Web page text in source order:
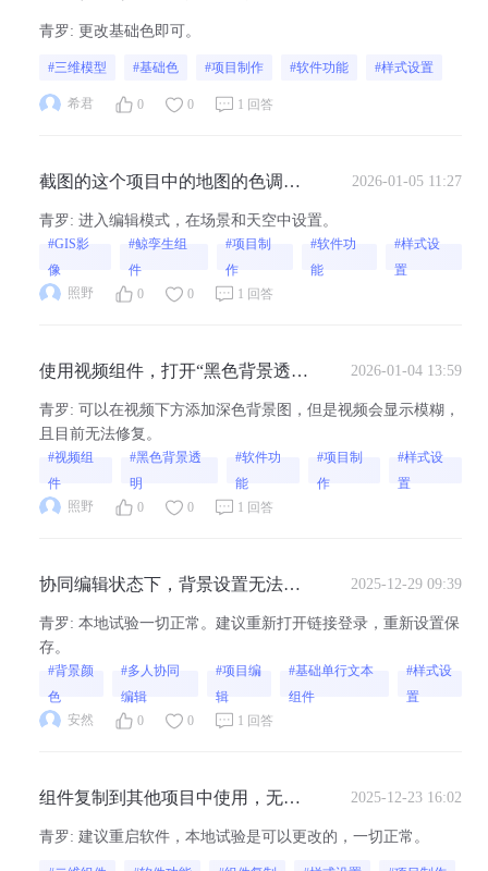
青罗: 更改基础色即可。
#三维模型 #基础色 #项目制作 #软件功能 #样式设置
希君 0 0 1 回答
截图的这个项目中的地图的色调是
2026-01-05 11:27
青罗: 进入编辑模式，在场景和天空中设置。
#GIS影
像
#鲸孪生组
件
#项目制
作
#软件功
能
#样式设
置
照野
0 0 1 回答
使用视频组件，打开“黑色背景透
与背景颜色融合，为什么？
2026-01-04 13:59
青罗: 可以在视频下方添加深色背景图，但是视频会显示模糊，
且目前无法修复。
#视频组
件
#黑色背景透
明
#软件功
能
#项目制
作
#样式设
置
照野
0 0 1 回答
协同编辑状态下，背景设置无法保
2025-12-29 09:39
青罗: 本地试验一切正常。建议重新打开链接登录，重新设置保
存。
#背景颜
色
#多人协同
编辑
#项目编
辑
#基础单行文本
组件
#样式设
置
安然
0 0 1 回答
组件复制到其他项目中使用，无法
2025-12-23 16:02
青罗: 建议重启软件，本地试验是可以更改的，一切正常。